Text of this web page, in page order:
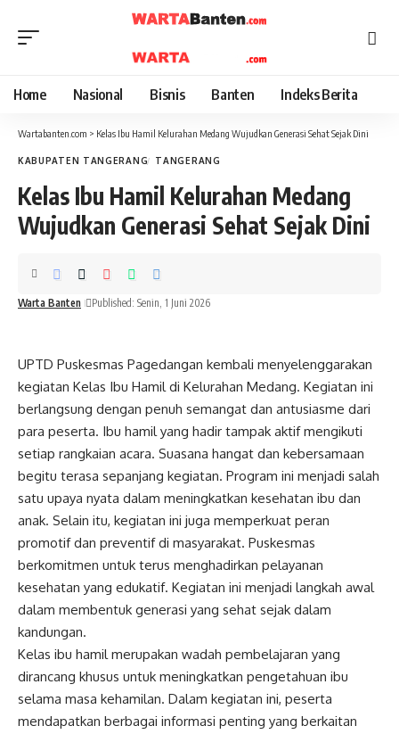
Home Nasional Bisnis Banten Indeks Berita
Wartabanten.com > Kelas Ibu Hamil Kelurahan Medang Wujudkan Generasi Sehat Sejak Dini
KABUPATEN TANGERANG TANGERANG
Kelas Ibu Hamil Kelurahan Medang
Wujudkan Generasi Sehat Sejak Dini
Warta Banten Published: Senin, 1 Juni 2026
UPTD Puskesmas Pagedangan kembali menyelenggarakan
kegiatan Kelas Ibu Hamil di Kelurahan Medang. Kegiatan ini
berlangsung dengan penuh semangat dan antusiasme dari
para peserta. Ibu hamil yang hadir tampak aktif mengikuti
setiap rangkaian acara. Suasana hangat dan kebersamaan
begitu terasa sepanjang kegiatan. Program ini menjadi salah
satu upaya nyata dalam meningkatkan kesehatan ibu dan
anak. Selain itu, kegiatan ini juga memperkuat peran
promotif dan preventif di masyarakat. Puskesmas
berkomitmen untuk terus menghadirkan pelayanan
kesehatan yang edukatif. Kegiatan ini menjadi langkah awal
dalam membentuk generasi yang sehat sejak dalam
kandungan.
Kelas ibu hamil merupakan wadah pembelajaran yang
dirancang khusus untuk meningkatkan pengetahuan ibu
selama masa kehamilan. Dalam kegiatan ini, peserta
mendapatkan berbagai informasi penting yang berkaitan